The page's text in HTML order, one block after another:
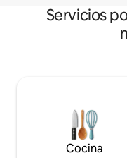
Servicios
Cocina